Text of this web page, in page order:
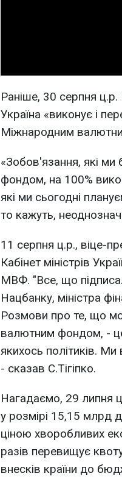
Раніше, 30 серпня
Україна «виконує і
Міжнародним
«Зобов'язання, які
фондом, на 100%
які ми сьогодні
то кажуть,
11 серпня ц.р., віце-
Кабінет міністрів
МВФ. "Все, що
Нацбанку, міністра
Розмови про те, що
валютним фондом, -
якихось політиків.
- сказав С.Тігіпко.
Нагадаємо, 29 липня
у розмірі 15,15 млрд
ціною хворобливих
разів перевищує
внесків країни до